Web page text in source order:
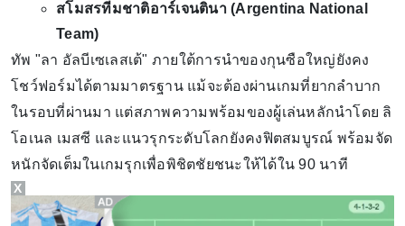
สโมสรทีมชาติอาร์เจนตินา (Argentina National
Team)
ทัพ "ลา อัลบีเซเลสเต้" ภายใต้การนำของกุนซือใหญ่ยังคง
โชว์ฟอร์มได้ตามมาตรฐาน แม้จะต้องผ่านเกมที่ยากลำบาก
ในรอบที่ผ่านมา แต่สภาพความพร้อมของผู้เล่นหลักนำโดย ลิ
โอเนล เมสซี และแนวรุกระดับโลกยังคงฟิตสมบูรณ์ พร้อมจัด
หนักจัดเต็มในเกมรุกเพื่อพิชิตชัยชนะให้ได้ใน 90 นาที
X